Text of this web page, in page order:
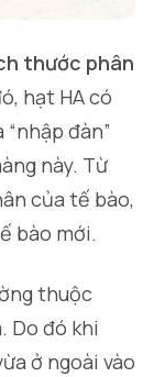
thước phân
hạt HA có
đàn”
này. Từ
của tế bào,
bào mới.
thuộc
Do đó khi
ở ngoài vào